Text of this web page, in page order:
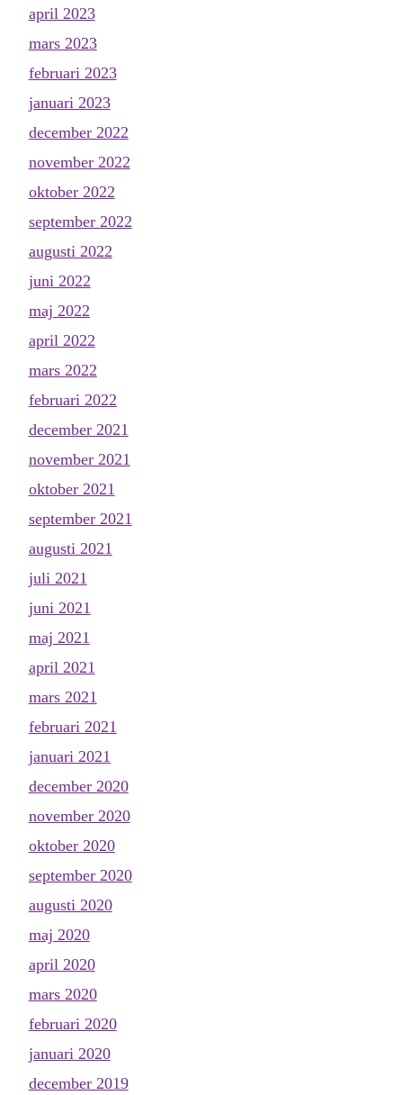
april 2023
mars 2023
februari 2023
januari 2023
december 2022
november 2022
oktober 2022
september 2022
augusti 2022
juni 2022
maj 2022
april 2022
mars 2022
februari 2022
december 2021
november 2021
oktober 2021
september 2021
augusti 2021
juli 2021
juni 2021
maj 2021
april 2021
mars 2021
februari 2021
januari 2021
december 2020
november 2020
oktober 2020
september 2020
augusti 2020
maj 2020
april 2020
mars 2020
februari 2020
januari 2020
december 2019